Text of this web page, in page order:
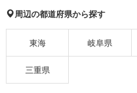
周辺の都道府県から探す
東海 岐阜県
三重県